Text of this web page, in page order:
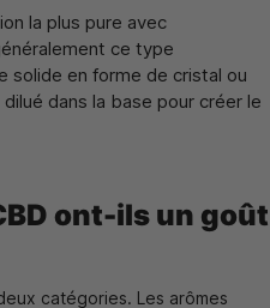
la plus pure avec
ce type
solide en forme de cristal ou
dans la base pour créer le
ont-ils un goût
catégories. Les arômes